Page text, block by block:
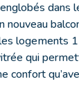
dans
nouveau
logements
qui